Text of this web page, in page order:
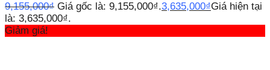
9,155,000₫ Giá gốc là: 9,155,000₫.3,635,000₫Giá hiện tại
là: 3,635,000₫.
Giảm giá!